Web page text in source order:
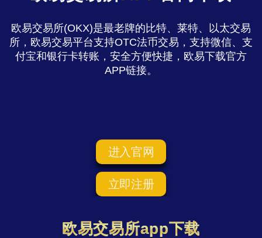
欧易交易所(OKX)是最老牌的比特、莱特、以太交易
所，欧易交易平台支持OTC法币交易，支持微信、支
付宝和银行卡转账，安全方便快捷，欧易下载官方
APP链接。
进入官网
立即注册
欧易交易所app下载